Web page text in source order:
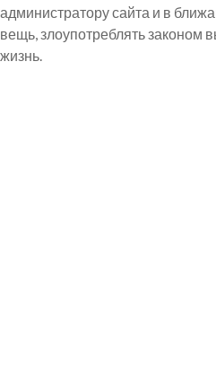
администратору сайта и в
вещь, злоупотреблять законом
жизнь.